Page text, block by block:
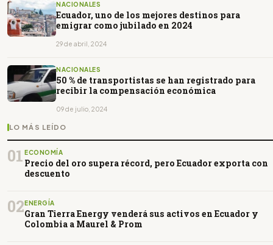
NACIONALES
Ecuador, uno de los mejores destinos para
emigrar como jubilado en 2024
29 de abril, 2024
NACIONALES
50 % de transportistas se han registrado para
recibir la compensación económica
09 de julio, 2024
LO MÁS LEÍDO
01 ECONOMÍA
Precio del oro supera récord, pero Ecuador exporta con
descuento
02 ENERGÍA
Gran Tierra Energy venderá sus activos en Ecuador y
Colombia a Maurel & Prom